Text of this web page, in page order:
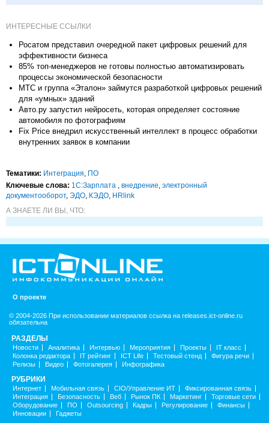
ИНТЕРЕСНЫЕ ССЫЛКИ
Росатом представил очередной пакет цифровых решений для
эффективности бизнеса
85% топ-менеджеров не готовы полностью автоматизировать
процессы экономической безопасности
МТС и группа «Эталон» займутся разработкой цифровых решений
для «умных» зданий
Авто.ру запустил нейросеть, которая определяет состояние
автомобиля по фотографиям
Fix Price внедрил искусственный интеллект в процесс обработки
внутренних заявок в компании
Тематики: Интеграция, ПО
Ключевые слова: 1С:Зарплата , внедрение, электронный
документооборот, ЭДО, КЭДО, HRlink
А ЗНАЕТЕ ЛИ ВЫ, ЧТО:
О проекте
© 2004-2026 При использовании материалов ссылка на releases.ict-online.ru
обязательна
РАЗДЕЛЫ
Новости Аналитика Интервью Мероприятия Проекты
IT класс
Колонка редактора
IT рейтинг ICT Life Тестовый стенд
Фигура речи
Релизы
Видео Фотогалерея Инфографика
РУБРИКИ
Интернет Мобильная связь CIO/Управление ИТ
Фиксированная связь
Интеграция
Безопасность Веб Рынок ПК Маркетинг
Торговые сети
Оборудование
ПО Outsourcing Кадры Регулирование
Финансы
Инновации
Гаджеты